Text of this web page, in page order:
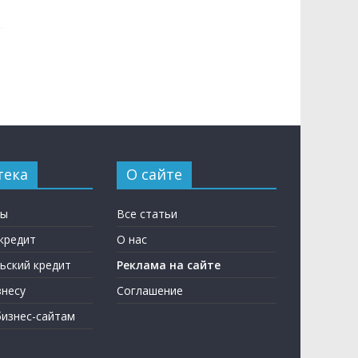
кредит
сайтам
О сайте
Все статьи
О нас
Реклама на сайте
Соглашение